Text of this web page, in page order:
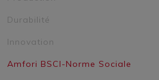
Durabilité
Innovation
Amfori BSCI-Norme Sociale